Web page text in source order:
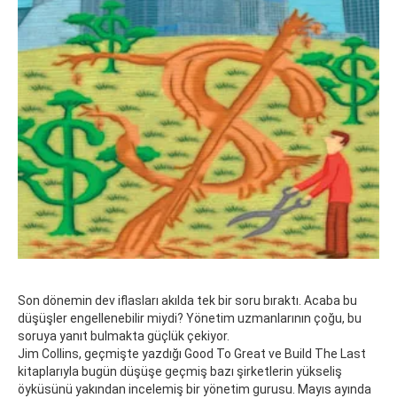
Son dönemin dev iflasları akılda tek bir soru bıraktı. Acaba bu
düşüşler engellenebilir miydi? Yönetim uzmanlarının çoğu, bu
soruya yanıt bulmakta güçlük çekiyor.
Jim Collins, geçmişte yazdığı Good To Great ve Build The Last
kitaplarıyla bugün düşüşe geçmiş bazı şirketlerin yükseliş
öyküsünü yakından incelemiş bir yönetim gurusu. Mayıs ayında